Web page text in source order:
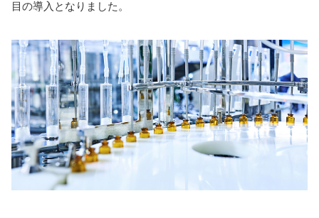
目の導入となりました。